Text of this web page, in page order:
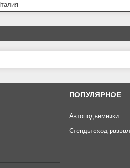
ПОПУЛЯРНОЕ
Автоподъемники
Стенды сход развал